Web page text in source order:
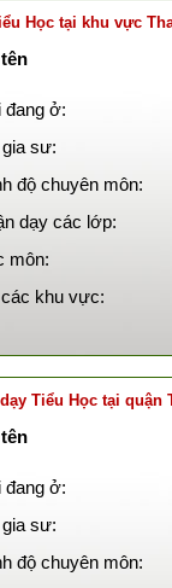
Học tại khu vực
đang ở:
sư:
độ chuyên môn:
dạy các lớp:
môn:
khu vực:
Tiểu Học tại quận
đang ở:
sư:
độ chuyên môn: